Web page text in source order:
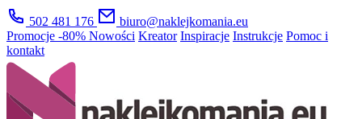
502 481 176
biuro@naklejkomania.eu
Promocje -80% Nowości Kreator Inspiracje Instrukcje Pomoc i
kontakt